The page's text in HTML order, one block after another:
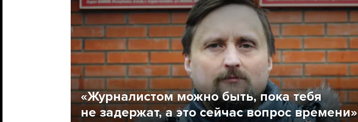
«Журналистом можно быть, пока тебя
не задержат, а это сейчас вопрос времени»